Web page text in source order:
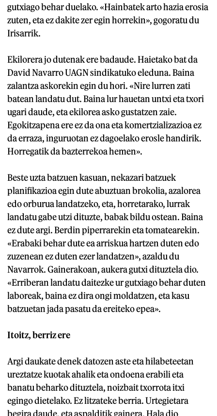
gutxiago behar duelako. «Hainbatek arto hazia erosia
zuten, eta ez dakite zer egin horrekin», gogoratu du
Irisarrik.
Ekilorera jo dutenak ere badaude. Haietako bat da
David Navarro UAGN sindikatuko eleduna. Baina
zalantza askorekin egin du hori. «Nire lurren zati
batean landatu dut. Baina lur hauetan untxi eta txori
ugari daude, eta ekilorea asko gustatzen zaie.
Egokitzapena ere ez da ona eta komertzializazioa ez
da erraza, inguruotan ez dagoelako erosle handirik.
Horregatik da bazterrekoa hemen».
Beste uzta batzuen kasuan, nekazari batzuek
planifikazioa egin dute abuztuan brokolia, azalorea
edo orburua landatzeko, eta, horretarako, lurrak
landatu gabe utzi dituzte, babak bildu ostean. Baina
ez dute argi. Berdin piperrarekin eta tomatearekin.
«Erabaki behar dute ea arriskua hartzen duten edo
zuzenean ez duten ezer landatzen», azaldu du
Navarrok. Gainerakoan, aukera gutxi dituztela dio.
«Erriberan landatu daitezke ur gutxiago behar duten
laboreak, baina ez dira ongi moldatzen, eta kasu
batzuetan jada pasatu da ereiteko epea».
Itoitz, berriz ere
Argi daukate denek datozen aste eta hilabeteetan
ureztatze kuotak ahalik eta ondoena erabili eta
banatu beharko dituztela, noizbait txorrota itxi
egingo dietelako. Ez litzateke berria. Urtegietara
begira daude, eta aspalditik gainera. Hala dio